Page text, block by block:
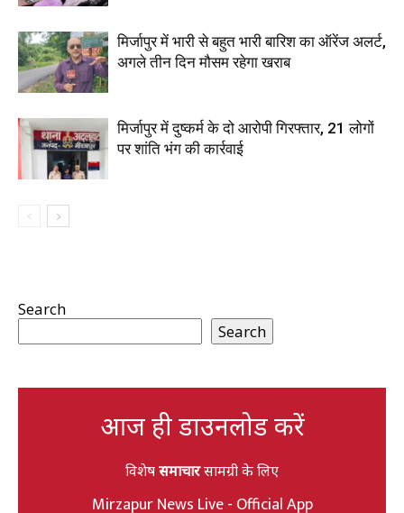
मिर्जापुर में भारी से बहुत भारी बारिश का ऑरेंज अलर्ट,
अगले तीन दिन मौसम रहेगा खराब
मिर्जापुर में दुष्कर्म के दो आरोपी गिरफ्तार, 21 लोगों
पर शांति भंग की कार्रवाई
Search
Search
आज ही डाउनलोड करें
विशेषसमाचारसामग्री के लिए
Mirzapur News Live - Official App